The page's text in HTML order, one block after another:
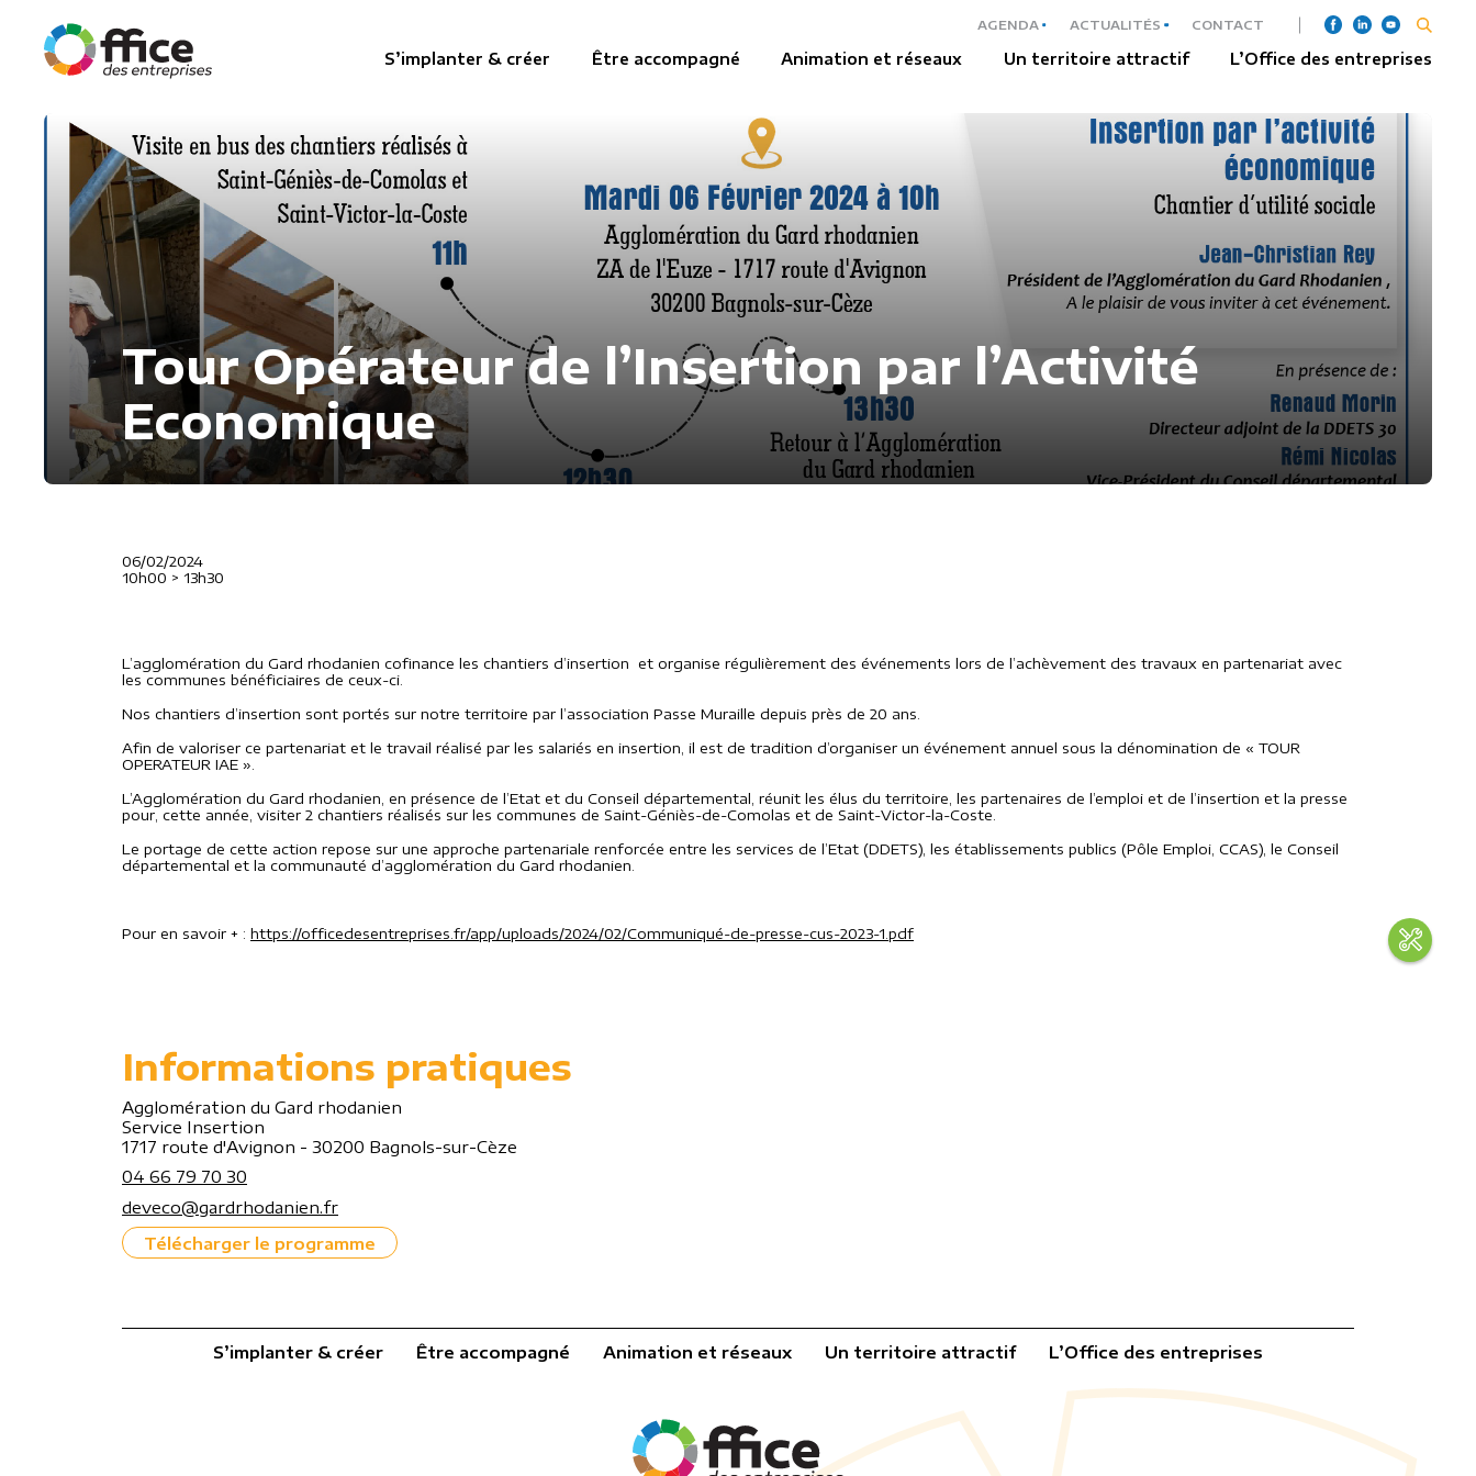
S’implanter & créer Être accompagné Animation et réseaux Un territoire attractif L’Office des entreprises
AGENDA ACTUALITÉS CONTACT
Tour Opérateur de l’Insertion par l’Activité
Economique
06/02/2024
10h00 > 13h30
L’agglomération du Gard rhodanien cofinance les chantiers d’insertion et organise régulièrement des événements lors de l’achèvement des travaux en partenariat avec
les communes bénéficiaires de ceux-ci.
Nos chantiers d’insertion sont portés sur notre territoire par l’association Passe Muraille depuis près de 20 ans.
Afin de valoriser ce partenariat et le travail réalisé par les salariés en insertion, il est de tradition d’organiser un événement annuel sous la dénomination de « TOUR
OPERATEUR IAE ».
L’Agglomération du Gard rhodanien, en présence de l’Etat et du Conseil départemental, réunit les élus du territoire, les partenaires de l’emploi et de l’insertion et la presse
pour, cette année, visiter 2 chantiers réalisés sur les communes de Saint-Géniès-de-Comolas et de Saint-Victor-la-Coste.
Le portage de cette action repose sur une approche partenariale renforcée entre les services de l’Etat (DDETS), les établissements publics (Pôle Emploi, CCAS), le Conseil
départemental et la communauté d’agglomération du Gard rhodanien.
Pour en savoir + : https://officedesentreprises.fr/app/uploads/2024/02/Communiqué-de-presse-cus-2023-1.pdf
Informations pratiques
Agglomération du Gard rhodanien
Service Insertion
1717 route d'Avignon - 30200 Bagnols-sur-Cèze
04 66 79 70 30
deveco@gardrhodanien.fr
Télécharger le programme
S’implanter & créer Être accompagné Animation et réseaux Un territoire attractif L’Office des entreprises